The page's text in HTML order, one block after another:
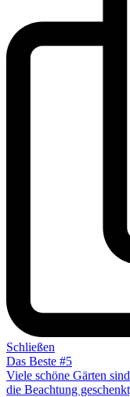
Schließen
Das Beste #5
Viele schöne Gärten
die Be­achtung